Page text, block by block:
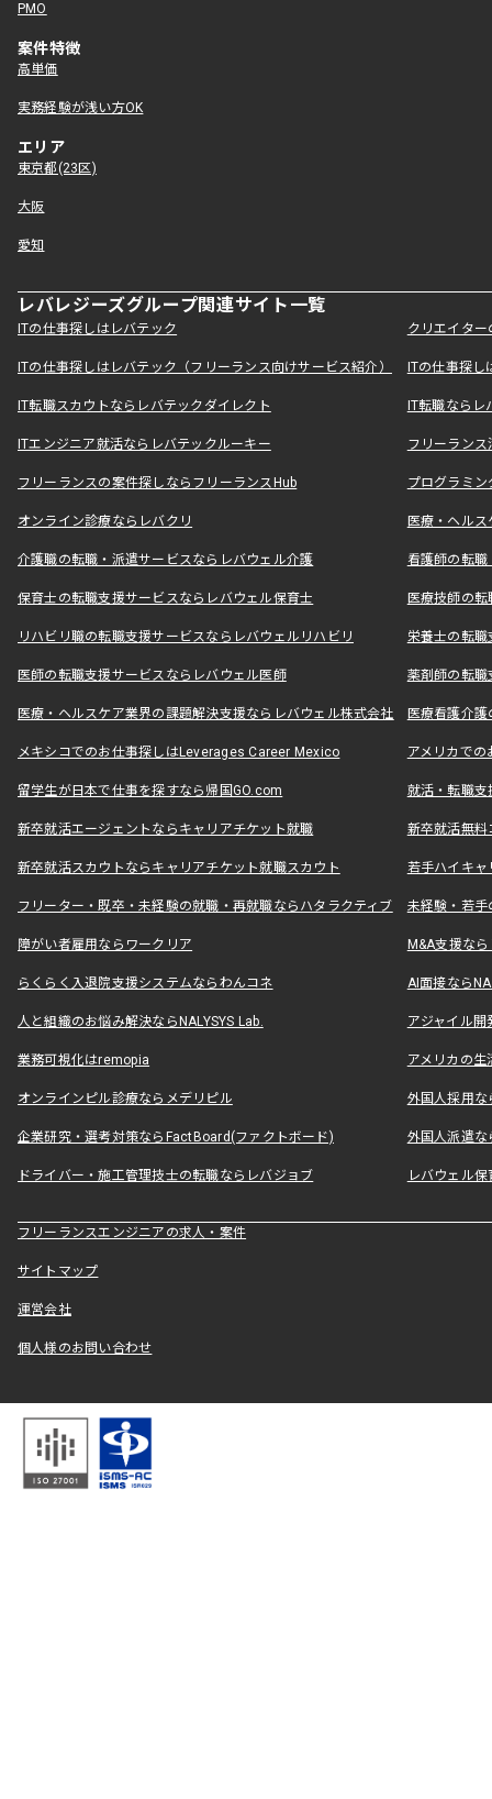
PMO
案件特徴
高単価
実務経験が浅い方OK
エリア
東京都(23区)
大阪
愛知
レバレジーズグループ関連サイト一覧
ITの仕事探しはレバテック クリエイタ
ITの仕事探しはレバテック（フリーランス向けサービス紹介） ITの仕事探
IT転職スカウトならレバテックダイレクト IT転職なら
ITエンジニア就活ならレバテックルーキー フリーラン
フリーランスの案件探しならフリーランスHub プログラミ
オンライン診療ならレバクリ 医療・ヘル
介護職の転職・派遣サービスならレバウェル介護 看護師の転
保育士の転職支援サービスならレバウェル保育士 医療技師の
リハビリ職の転職支援サービスならレバウェルリハビリ 栄養士の転
医師の転職支援サービスならレバウェル医師 薬剤師の転
医療・ヘルスケア業界の課題解決支援ならレバウェル株式会社 医療看護介
メキシコでのお仕事探しはLeverages Career Mexico アメリカで
留学生が日本で仕事を探すなら帰国GO.com 就活・転職
新卒就活エージェントならキャリアチケット就職 新卒就活無料
新卒就活スカウトならキャリアチケット就職スカウト 若手ハイキ
フリーター・既卒・未経験の就職・再就職ならハタラクティブ 未経験・若手
障がい者雇用ならワークリア M&A支援な
らくらく入退院支援システムならわんコネ AI面接なら
人と組織のお悩み解決ならNALYSYS Lab. アジャイル
業務可視化はremopia アメリカの
オンラインピル診療ならメデリピル 外国人採用
企業研究・選考対策ならFactBoard(ファクトボード) 外国人派遣な
ドライバー・施工管理技士の転職ならレバジョブ レバウェル
フリーランスエンジニアの求人・案件
サイトマップ
運営会社
個人様のお問い合わせ